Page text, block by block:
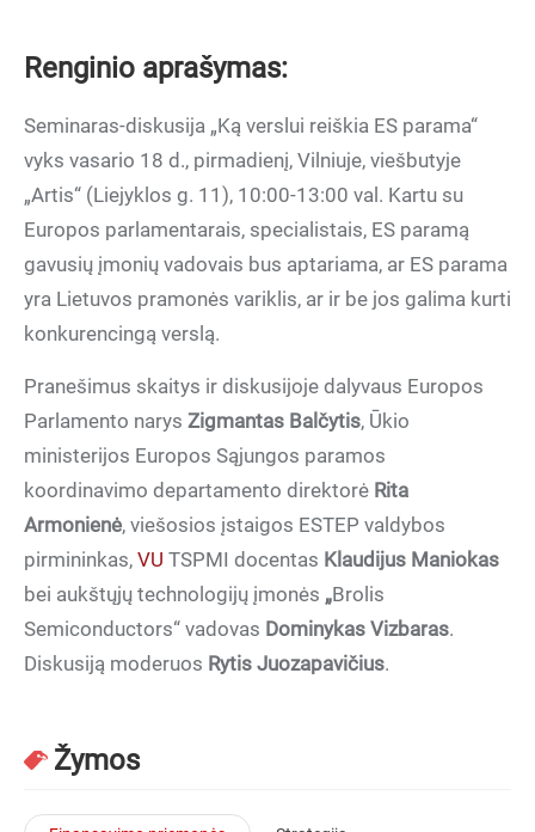
Renginio aprašymas:
Seminaras-diskusija „Ką verslui reiškia ES parama“
vyks vasario 18 d., pirmadienį, Vilniuje, viešbutyje
„Artis“ (Liejyklos g. 11), 10:00-13:00 val. Kartu su
Europos parlamentarais, specialistais, ES paramą
gavusių įmonių vadovais bus aptariama, ar ES parama
yra Lietuvos pramonės variklis, ar ir be jos galima kurti
konkurencingą verslą.
Pranešimus skaitys ir diskusijoje dalyvaus Europos
Parlamento narys Zigmantas Balčytis, Ūkio
ministerijos Europos Sąjungos paramos
koordinavimo departamento direktorė Rita
Armonienė, viešosios įstaigos ESTEP valdybos
pirmininkas, VU TSPMI docentas Klaudijus Maniokas
bei aukštųjų technologijų įmonės „Brolis
Semiconductors“ vadovas Dominykas Vizbaras.
Diskusiją moderuos Rytis Juozapavičius.
Žymos